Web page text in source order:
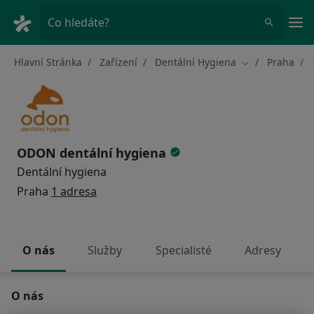
Co hledáte?
Hlavní Stránka Zařízení Dentální Hygiena Změna města
Praha
ODON dentální hygiena
Dentální hygiena
Praha 1 adresa
O nás Služby Specialisté Adresy
O nás